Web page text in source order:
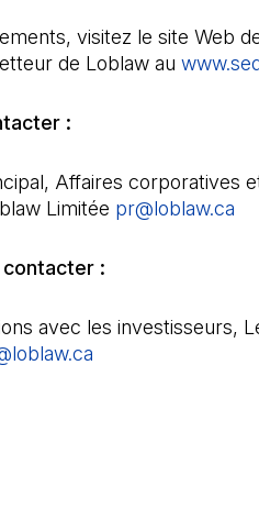
visitez le site Web
de Loblaw au
:
Affaires corporatives
Limitée pr@loblaw.ca
contacter :
avec les investisseurs,